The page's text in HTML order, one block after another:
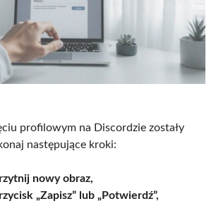
profilowym na Discordzie zostały
następujące kroki:
nowy obraz,
„Zapisz” lub „Potwierdź”,